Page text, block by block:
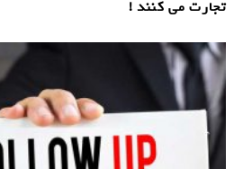
تجارت می کنند !